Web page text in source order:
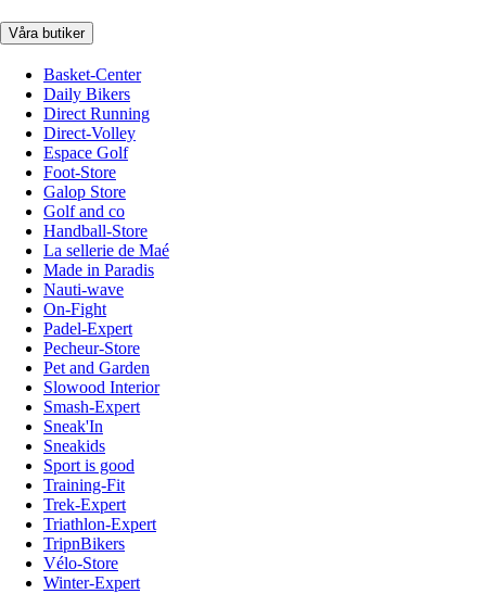
Våra butiker
Basket-Center
Daily Bikers
Direct Running
Direct-Volley
Espace Golf
Foot-Store
Galop Store
Golf and co
Handball-Store
La sellerie de Maé
Made in Paradis
Nauti-wave
On-Fight
Padel-Expert
Pecheur-Store
Pet and Garden
Slowood Interior
Smash-Expert
Sneak'In
Sneakids
Sport is good
Training-Fit
Trek-Expert
Triathlon-Expert
TripnBikers
Vélo-Store
Winter-Expert